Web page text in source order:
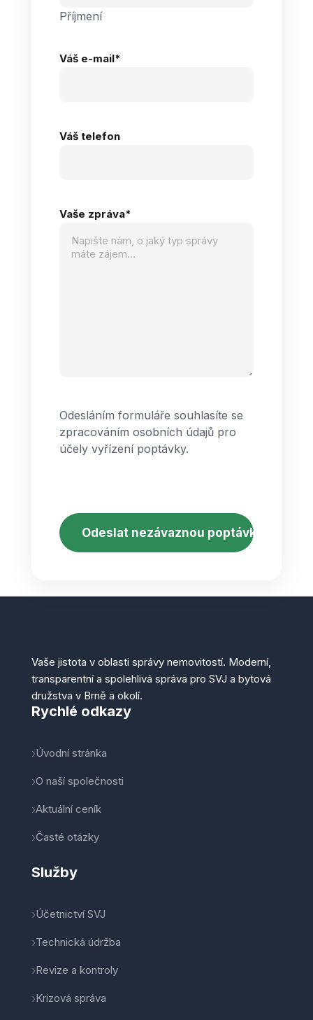
Příjmení
Váš e-mail*
Váš telefon
Vaše zpráva*
Odesláním formuláře souhlasíte se
zpracováním osobních údajů pro
účely vyřízení poptávky.
Vaše jistota v oblasti správy nemovitostí. Moderní,
transparentní a spolehlivá správa pro SVJ a bytová
družstva v Brně a okolí.
Rychlé odkazy
Úvodní stránka
O naší společnosti
Aktuální ceník
Časté otázky
Služby
Účetnictví SVJ
Technická údržba
Revize a kontroly
Krizová správa